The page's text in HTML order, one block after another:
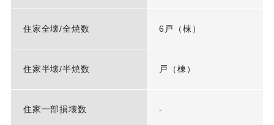
住家全壊/全焼数 6戸（棟）
住家半壊/半焼数 戸（棟）
住家一部損壊数 -